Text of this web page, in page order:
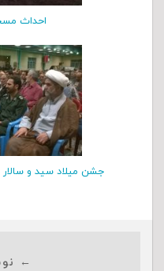
احداث
جشن میلاد سید و
←